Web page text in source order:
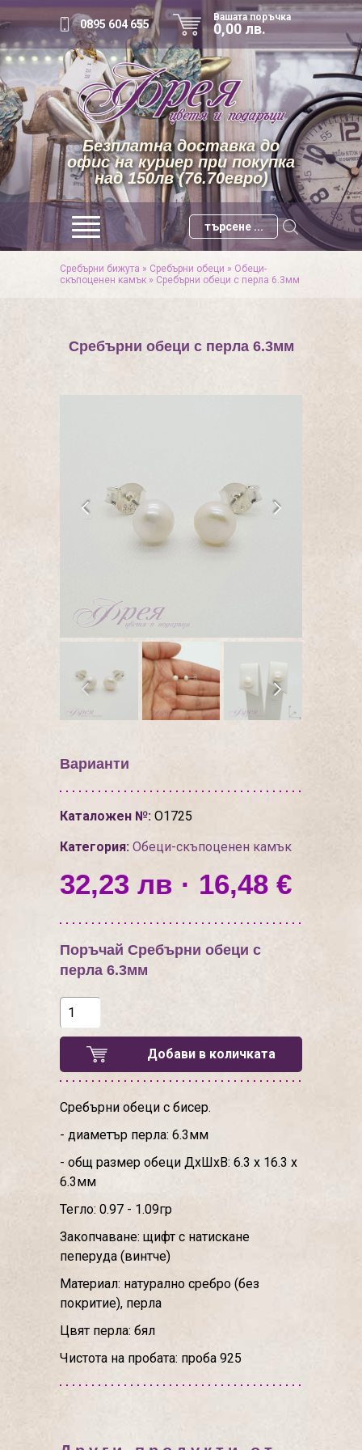
0895 604 655
Вашата поръчка
0,00 лв.
Безплатна доставка до
офис на куриер при покупка
над 150лв (76.70евро)
Сребърни бижута » Сребърни обеци » Обеци-
скъпоценен камък » Сребърни обеци с перла 6.3мм
Сребърни обеци с перла 6.3мм
Варианти
Каталожен №: О1725
Категория: Обеци-скъпоценен камък
32,23 лв · 16,48 €
Поръчай Сребърни обеци с
перла 6.3мм
Добави в количката
Сребърни обеци с бисер.
- диаметър перла: 6.3мм
- общ размер обеци ДхШхВ: 6.3 х 16.3 х
6.3мм
Тегло: 0.97 - 1.09гр
Закопчаване: щифт с натискане
пеперуда (винтче)
Материал: натурално сребро (без
покритие), перла
Цвят перла: бял
Чистота на пробата: проба 925